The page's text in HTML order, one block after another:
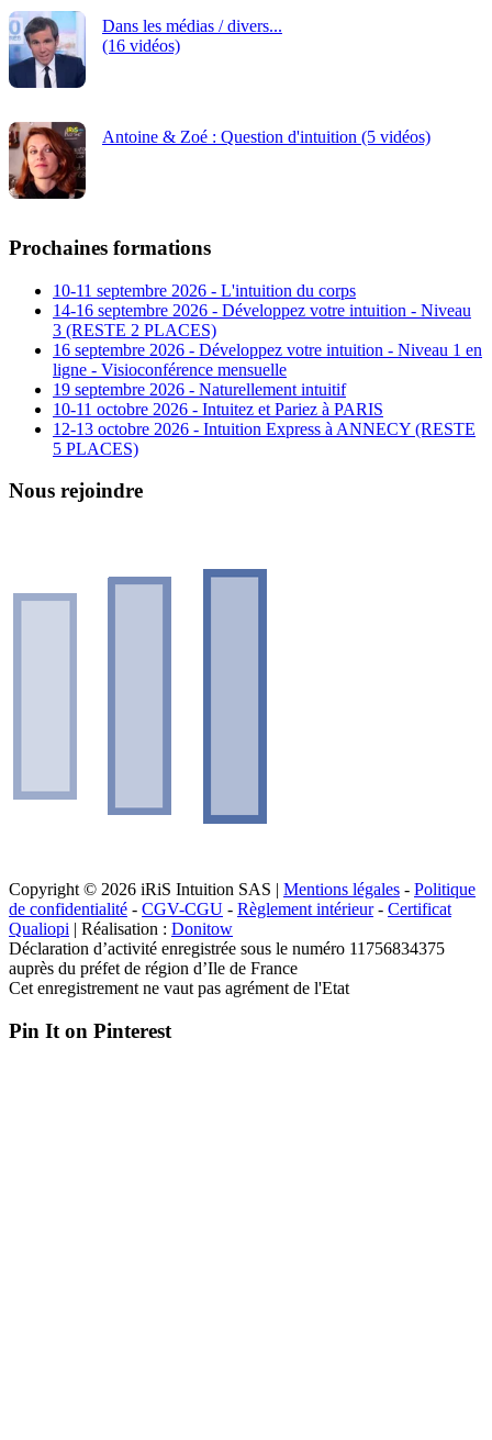
Dans les médias / divers...
(16 vidéos)
Antoine & Zoé : Question d'intuition (5 vidéos)
Prochaines formations
10-11 septembre 2026 - L'intuition du corps
14-16 septembre 2026 - Développez votre intuition - Niveau
3 (RESTE 2 PLACES)
16 septembre 2026 - Développez votre intuition - Niveau 1 en
ligne - Visioconférence mensuelle
19 septembre 2026 - Naturellement intuitif
10-11 octobre 2026 - Intuitez et Pariez à PARIS
12-13 octobre 2026 - Intuition Express à ANNECY (RESTE
5 PLACES)
Nous rejoindre
Copyright © 2026 iRiS Intuition SAS | Mentions légales - Politique
de confidentialité - CGV-CGU - Règlement intérieur- Certificat
Qualiopi | Réalisation : Donitow
Déclaration d’activité enregistrée sous le numéro 11756834375
auprès du préfet de région d’Ile de France
Cet enregistrement ne vaut pas agrément de l'Etat
Pin It on Pinterest